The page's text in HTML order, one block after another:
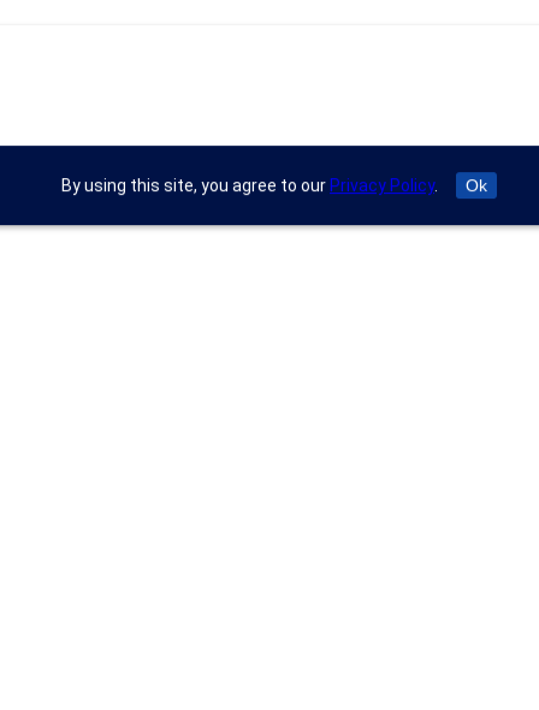
By using this site, you agree to our Privacy Policy. Ok